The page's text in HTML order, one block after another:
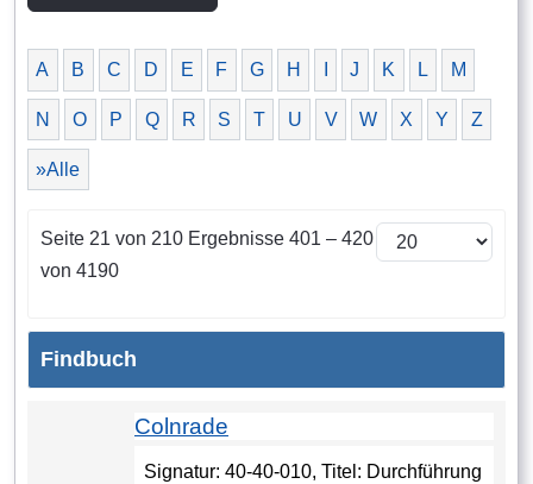
A B C D E F G H J K L M
N O P Q R S T U V W X Y Z
»Alle
Seite 21 von 210 Ergebnisse 401 – 420
von 4190
Findbuch
Colnrade
Signatur: 40-40-010, Titel: Durchführung